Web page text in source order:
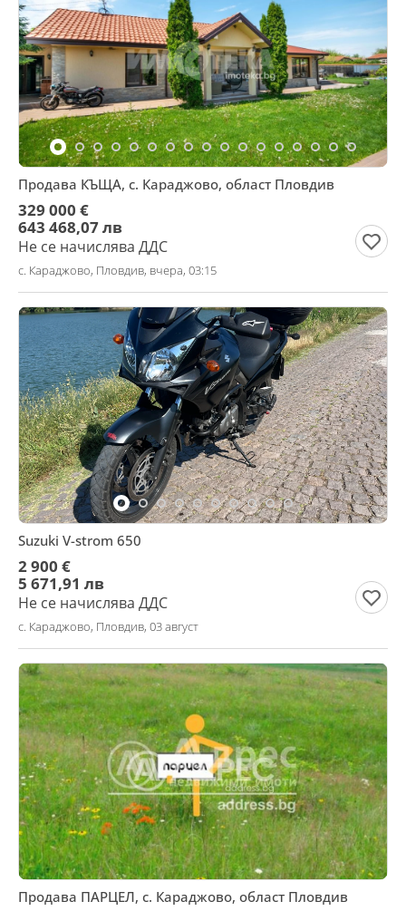
Продава КЪЩА, с. Караджово, област Пловдив
329 000 €
643 468,07 лв
Не се начислява ДДС
с. Караджово, Пловдив, вчера, 03:15
Suzuki V-strom 650
2 900 €
5 671,91 лв
Не се начислява ДДС
с. Караджово, Пловдив, 03 август
Продава ПАРЦЕЛ, с. Караджово, област Пловдив